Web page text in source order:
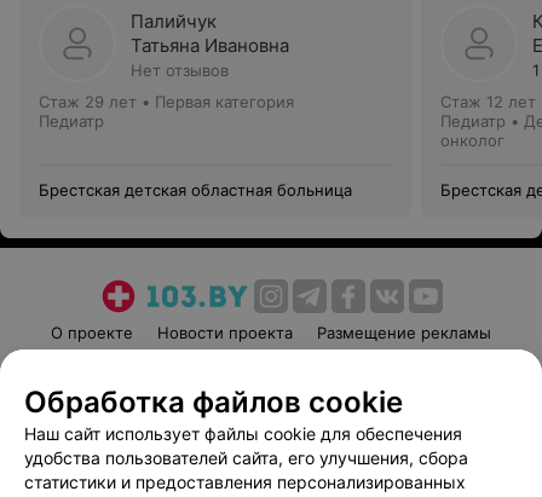
Палийчук
Татьяна Ивановна
Нет отзывов
Стаж 29 лет • Первая категория
Педиатр
Брестская детская областная больница
Стаж 12 лет
Педиатр •
онколог
Брестская
О проекте Новости проекта
Размещение рекламы
Пользовательское соглашение
Способы оплаты
Вакансии
Партнеры
Написать руководителю 103.by
Обработка файлов cookie
Наш сайт использует файлы cookie для обеспечения
удобства пользователей сайта, его улучшения, сбора
статистики и предоставления персонализированных